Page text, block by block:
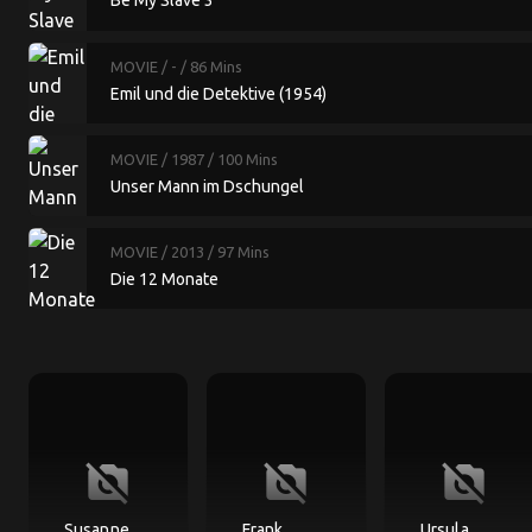
MOVIE / - / 86 Mins
Emil und die Detektive (1954)
MOVIE / 1987 / 100 Mins
Unser Mann im Dschungel
MOVIE / 2013 / 97 Mins
Die 12 Monate
no_photography no_photography no_photography